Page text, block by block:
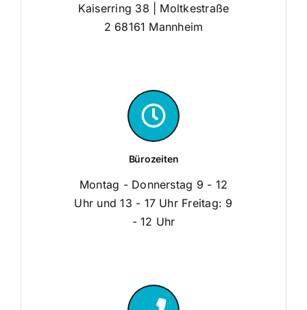
Kaiserring 38 | Moltkestraße
2 68161 Mannheim
Bürozeiten
Montag - Donnerstag 9 - 12
Uhr und 13 - 17 Uhr Freitag: 9
- 12 Uhr